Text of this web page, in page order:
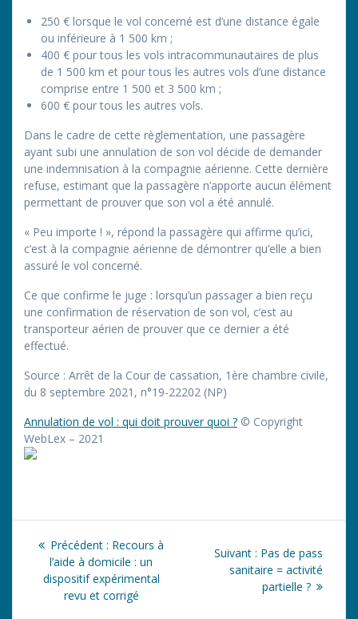
250 € lorsque le vol concerné est d’une distance égale
ou inférieure à 1 500 km ;
400 € pour tous les vols intracommunautaires de plus
de 1 500 km et pour tous les autres vols d’une distance
comprise entre 1 500 et 3 500 km ;
600 € pour tous les autres vols.
Dans le cadre de cette règlementation, une passagère
ayant subi une annulation de son vol décide de demander
une indemnisation à la compagnie aérienne. Cette dernière
refuse, estimant que la passagère n’apporte aucun élément
permettant de prouver que son vol a été annulé.
« Peu importe ! », répond la passagère qui affirme qu’ici,
c’est à la compagnie aérienne de démontrer qu’elle a bien
assuré le vol concerné.
Ce que confirme le juge : lorsqu’un passager a bien reçu
une confirmation de réservation de son vol, c’est au
transporteur aérien de prouver que ce dernier a été
effectué.
Source : Arrêt de la Cour de cassation, 1ère chambre civile,
du 8 septembre 2021, n°19-22202 (NP)
Annulation de vol : qui doit prouver quoi ? © Copyright
WebLex – 2021
Navigation
l’article
Précédent : Article
précédent
:
Recours à
l’aide à domicile : un
dispositif expérimental
revu et corrigé
Suivant : Article
suivant
Pas de pass
sanitaire = activité
partielle ?